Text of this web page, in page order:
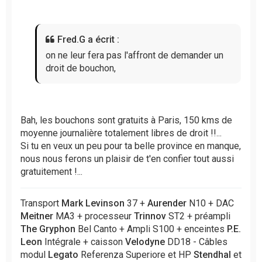
Fred.G a écrit :
on ne leur fera pas l'affront de demander un
droit de bouchon,
Bah, les bouchons sont gratuits à Paris, 150 kms de
moyenne journalière totalement libres de droit !!...
Si tu en veux un peu pour ta belle province en manque,
nous nous ferons un plaisir de t'en confier tout aussi
gratuitement !...
Transport Mark Levinson 37 + Aurender N10 + DAC
Meitner MA3 + processeur Trinnov ST2 + préampli
The Gryphon Bel Canto + Ampli S100 + enceintes P.E.
Leon Intégrale + caisson Velodyne DD18 - Câbles
modul Legato Referenza Superiore et HP Stendhal et